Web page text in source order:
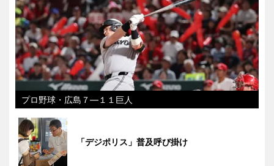
プロ野球・広島７―１１巨人
「デジポリス」普及呼び掛け